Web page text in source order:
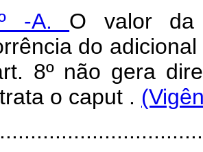
-A. O valor da
do
8º não gera
o caput .